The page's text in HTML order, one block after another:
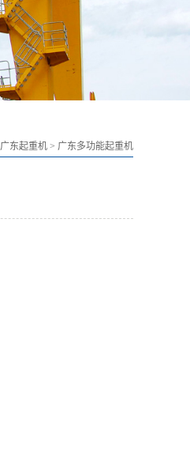
广东起重机 > 广东多功能起重机